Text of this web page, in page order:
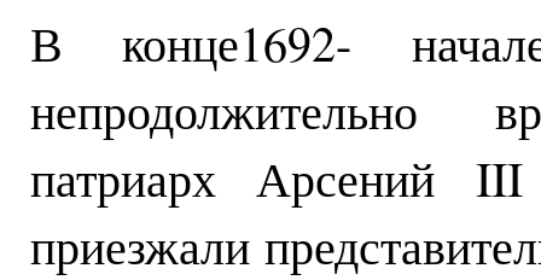
В конце1692-
непродолжительно
патриарх Арсений
приезжали